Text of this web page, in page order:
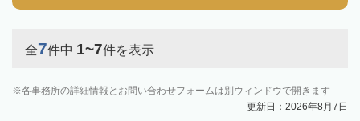
全7件中 1~7件を表示
各事務所の詳細情報とお問い合わせフォームは別ウィンドウで開きます
更新日：2026年8月7日